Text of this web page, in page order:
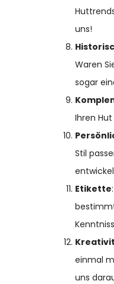
uns!
Waren
sogar
Ihren
Stil
Etikette
einmal
uns